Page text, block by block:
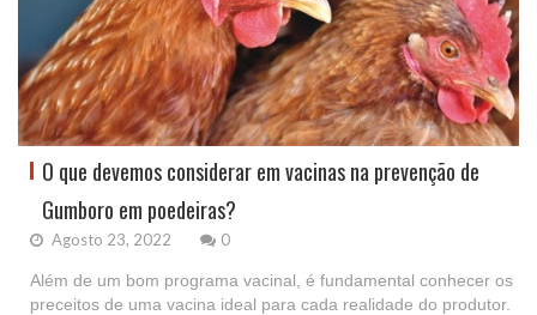
O que devemos considerar em vacinas na prevenção de
Gumboro em poedeiras?
Agosto 23, 2022 0
Além de um bom programa vacinal, é fundamental conhecer os
preceitos de uma vacina ideal para cada realidade do produtor.